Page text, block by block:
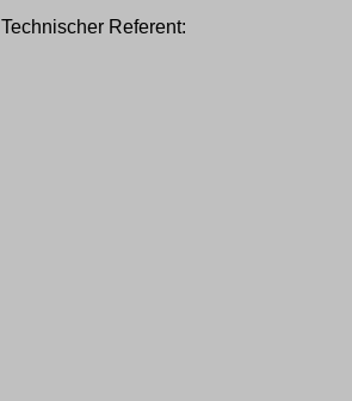
Technischer Referent: